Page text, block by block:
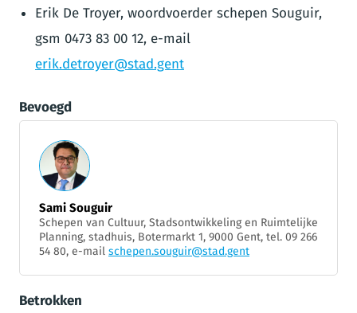
Erik De Troyer, woordvoerder schepen Souguir,
gsm 0473 83 00 12, e-mail
erik.detroyer@stad.gent
Bevoegd
Sami Souguir
Schepen van Cultuur, Stadsontwikkeling en Ruimtelijke
Planning, stadhuis, Botermarkt 1, 9000 Gent, tel. 09 266
54 80, e-mail schepen.souguir@stad.gent
Betrokken